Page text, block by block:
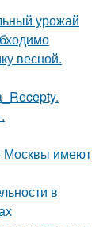
урожай
весной.
Москвы имеют
в